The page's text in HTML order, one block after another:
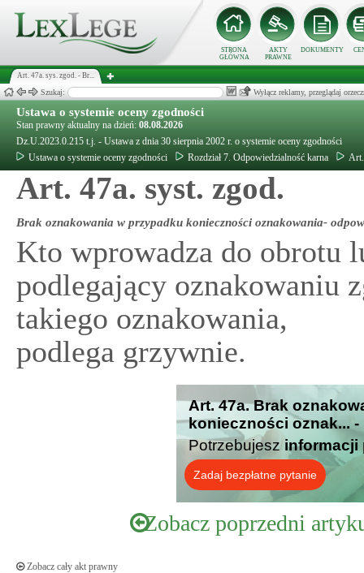
STRONA
GŁÓWNA
AKTY
PRAWNE
DOKUMENTY
Art. 47a. sys. zgod. - Br...
Szukaj: Wyłącz reklamy, przeglądaj
Ustawa o systemie oceny zgodności
Stan prawny aktualny na dzień: 08.08.2026
Dz.U.2023.0.215 t.j. - Ustawa z dnia 30 sierpnia 2002 r. o systemie oceny zgodności
Ustawa o systemie oceny zgodności
Rozdział 7. Odpowiedzialność karna Art.
Art. 47a. syst. zgod.
Brak oznakowania w przypadku konieczności oznakowania-
Kto wprowadza do obrotu
podlegający oznakowaniu
takiego oznakowania,
podlega grzywnie.
Art. 47a. Brak
konieczności oznak...
Potrzebujesz informacji
Zadaj bezpłatne pytanie
Zobacz poprzedni
Zobacz cały akt prawny